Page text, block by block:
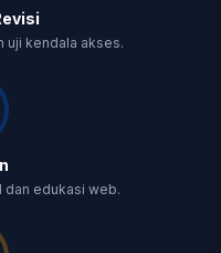
uji kendala akses.
dan edukasi web.